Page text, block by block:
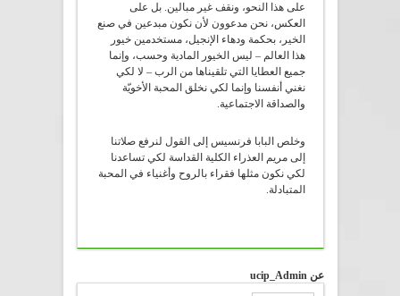
على هذا النحو، ونقف غير مبالين. بل على
العكس، نحن مدعوون لأن نكون مبدعين في صنع
الخير، بحكمة ودهاء الإنجيل، مستخدمين خيور
هذا العالم – ليس الخيور المادية وحسب، وإنما
جميع العطايا التي تلقيناها من الرب – لا لكي
نغني أنفسنا وإنما لكي نخلق المحبة الأخويّة
والصداقة الاجتماعية.
وخلص البابا فرنسيس إلى القول لنرفع صلاتنا
إلى مريم العذراء الكلية القداسة لكي تساعدنا
لكي نكون مثلها فقراء بالروح وأغنياء في المحبة
المتبادلة.
عن ucip_Admin